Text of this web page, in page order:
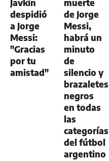
Javkin
despidió
a Jorge
Messi:
"Gracias
por tu
amistad"
muerte
de Jorge
Messi,
habrá un
minuto
de
silencio y
brazaletes
negros
en todas
las
categorías
del fútbol
argentino